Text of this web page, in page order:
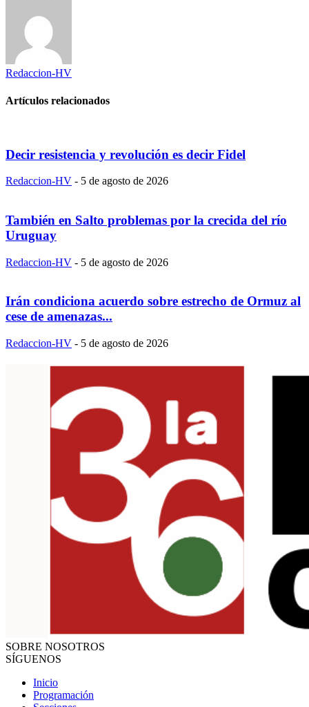
Redaccion-HV
Artículos relacionados
Decir resistencia y revolución es decir Fidel
Redaccion-HV - 5 de agosto de 2026
También en Salto problemas por la crecida del río
Uruguay
Redaccion-HV - 5 de agosto de 2026
Irán condiciona acuerdo sobre estrecho de Ormuz al
cese de amenazas...
Redaccion-HV - 5 de agosto de 2026
SOBRE NOSOTROS
SÍGUENOS
Inicio
Programación